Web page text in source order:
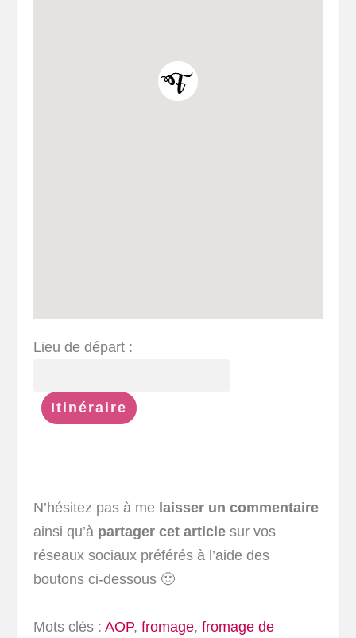
Lieu de départ :
N’hésitez pas à me laisser un commentaire
ainsi qu’à partager cet article sur vos
réseaux sociaux préférés à l’aide des
boutons ci-dessous 🙂
Mots clés : AOP,fromage,fromage de